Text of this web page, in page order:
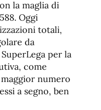
la maglia di
Oggi
totali,
da
per la
come
numero
a segno, ben